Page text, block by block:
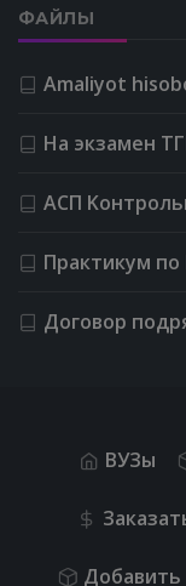
ФАЙЛЫ
Amaliyot
На экзамен
АСП
Практикум по
Договор
ВУЗы